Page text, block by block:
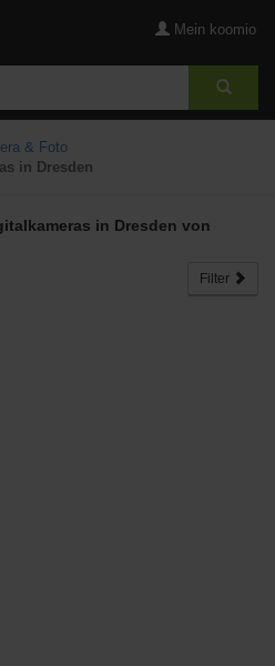
Mein koomio
& Foto
in Dresden
in Dresden von
Filter